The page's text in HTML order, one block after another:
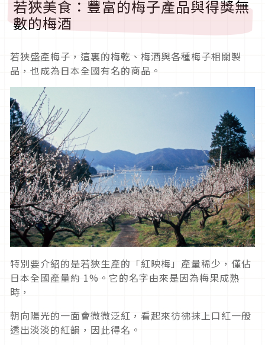
若狹美食：豐富的梅子產品與得獎無
數的梅酒
若狹盛產梅子，這裏的梅乾、梅酒與各種梅子相關製
品，也成為日本全國有名的商品。
特別要介紹的是若狹生產的「紅映梅」產量稀少，僅佔
日本全國產量約 1%。它的名字由來是因為梅果成熟
時，
朝向陽光的一面會微微泛紅，看起來彷彿抹上口紅一般
透出淡淡的紅韻，因此得名。